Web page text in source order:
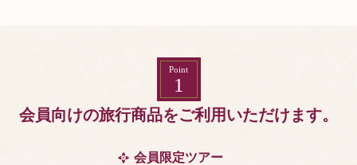
Point
1
会員向けの旅行商品をご利用いただけます。
会員限定ツアー